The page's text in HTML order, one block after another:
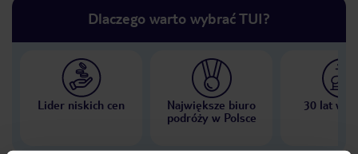
Dlaczego warto wybrać TUI?
Lider niskich cen
Największe biuro
podróży w Polsce
30 lat w